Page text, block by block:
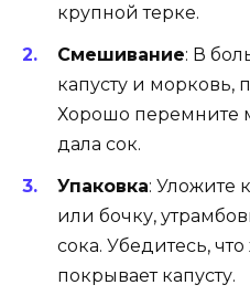
крупной терке.
Смешивание: В
капусту и морковь,
Хорошо перемните
дала сок.
Упаковка: Уложите
или бочку,
сока. Убедитесь,
покрывает капусту.